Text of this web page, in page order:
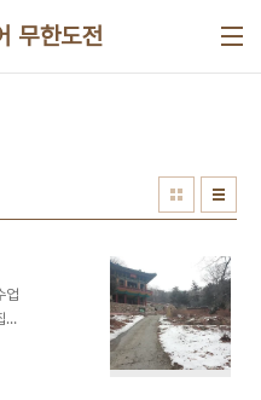
무한도전
업
이